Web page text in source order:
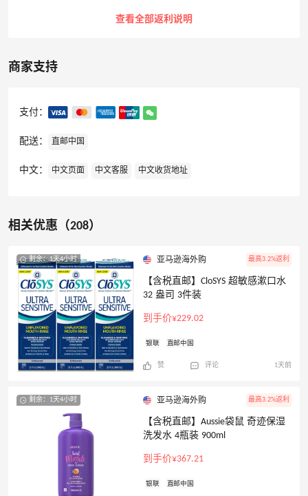
查看全部返利说明
商家支持
支付：
配送： 直邮中国
中文： 中文页面 中文客服 中文收货地址
相关优惠（208）
剩余：1天4小时 亚马逊海外购 最高3.2%返利
【含税直邮】CloSYS 超敏感漱口水
32 盎司 3件装
到手价¥229.02
银联 直邮中国
赞 评论 1天前
剩余：1天4小时 亚马逊海外购 最高3.2%返利
【含税直邮】Aussie袋鼠 奇迹保湿
洗发水 4瓶装 900ml
到手价¥367.21
银联 直邮中国